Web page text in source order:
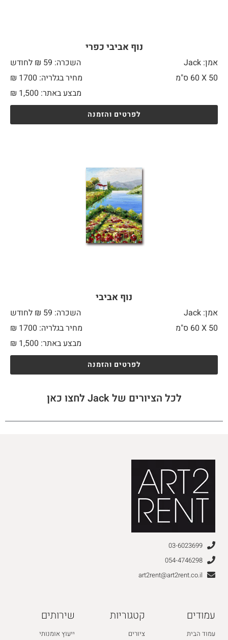
נוף אביבי כפרי
אמן: Jack
השכרה: 59 ₪ לחודש
50 X
מחיר בגלריה: 1700 ₪
מבצע באתר:
₪ 1,500
לפרטים והזמנה
נוף אביבי
אמן: Jack
השכרה: 59 ₪ לחודש
50 X
מחיר בגלריה: 1700 ₪
מבצע באתר:
₪ 1,500
לפרטים והזמנה
לכל הציורים של Jack לחצו כאן
03-6023699
054-4746298
art2rent@art2rent.co.il
עמודים
עמוד הבית
קטגוריות
ציורים
שירותים
ייעוץ אומנותי